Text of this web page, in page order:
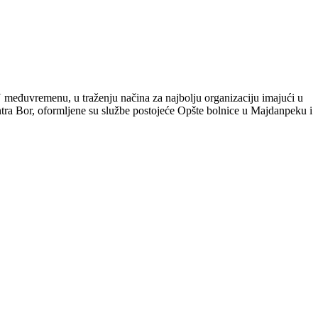
u traženju načina za najbolju organizaciju imajući u
Bor, oformljene su službe postojeće Opšte bolnice u Majdanpeku i